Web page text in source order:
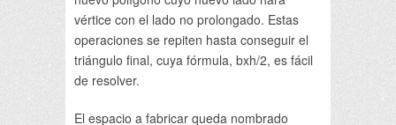
vértice con el lado no prolongado. Estas
operaciones se repiten hasta conseguir el
triángulo final, cuya fórmula, bxh/2, es fácil
de resolver.
El espacio a fabricar queda nombrado